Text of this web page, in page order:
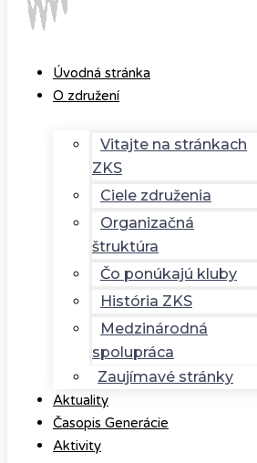
Úvodná stránka
O združení
Vitajte na stránkach
ZKS
Ciele združenia
Organizačná
štruktúra
Čo ponúkajú kluby
História ZKS
Medzinárodná
spolupráca
Zaujímavé stránky
Aktuality
Časopis Generácie
Aktivity